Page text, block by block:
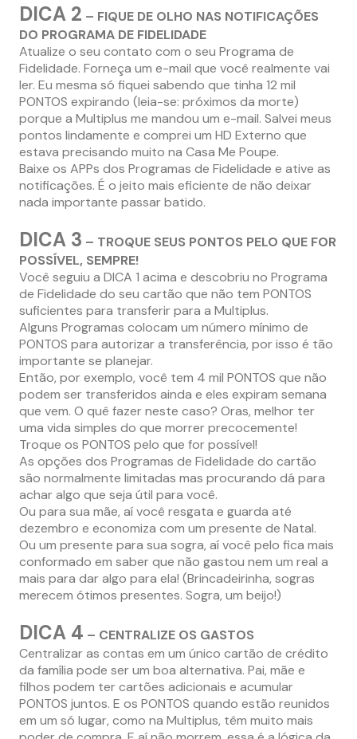
DICA 2 – FIQUE DE OLHO NAS NOTIFICAÇÕES
DO PROGRAMA DE FIDELIDADE
Atualize o seu contato com o seu Programa de
Fidelidade. Forneça um e-mail que você realmente vai
ler. Eu mesma só fiquei sabendo que tinha 12 mil
PONTOS expirando (leia-se: próximos da morte)
porque a Multiplus me mandou um e-mail. Salvei meus
pontos lindamente e comprei um HD Externo que
estava precisando muito na Casa Me Poupe.
Baixe os APPs dos Programas de Fidelidade e ative as
notificações. É o jeito mais eficiente de não deixar
nada importante passar batido.
DICA 3 – TROQUE SEUS PONTOS PELO QUE FOR
POSSÍVEL, SEMPRE!
Você seguiu a DICA 1 acima e descobriu no Programa
de Fidelidade do seu cartão que não tem PONTOS
suficientes para transferir para a Multiplus.
Alguns Programas colocam um número mínimo de
PONTOS para autorizar a transferência, por isso é tão
importante se planejar.
Então, por exemplo, você tem 4 mil PONTOS que não
podem ser transferidos ainda e eles expiram semana
que vem. O quê fazer neste caso? Oras, melhor ter
uma vida simples do que morrer precocemente!
Troque os PONTOS pelo que for possível!
As opções dos Programas de Fidelidade do cartão
são normalmente limitadas mas procurando dá para
achar algo que seja útil para você.
Ou para sua mãe, aí você resgata e guarda até
dezembro e economiza com um presente de Natal.
Ou um presente para sua sogra, aí você pelo fica mais
conformado em saber que não gastou nem um real a
mais para dar algo para ela! (Brincadeirinha, sogras
merecem ótimos presentes. Sogra, um beijo!)
DICA 4 – CENTRALIZE OS GASTOS
Centralizar as contas em um único cartão de crédito
da família pode ser um boa alternativa. Pai, mãe e
filhos podem ter cartões adicionais e acumular
PONTOS juntos. E os PONTOS quando estão reunidos
em um só lugar, como na Multiplus, têm muito mais